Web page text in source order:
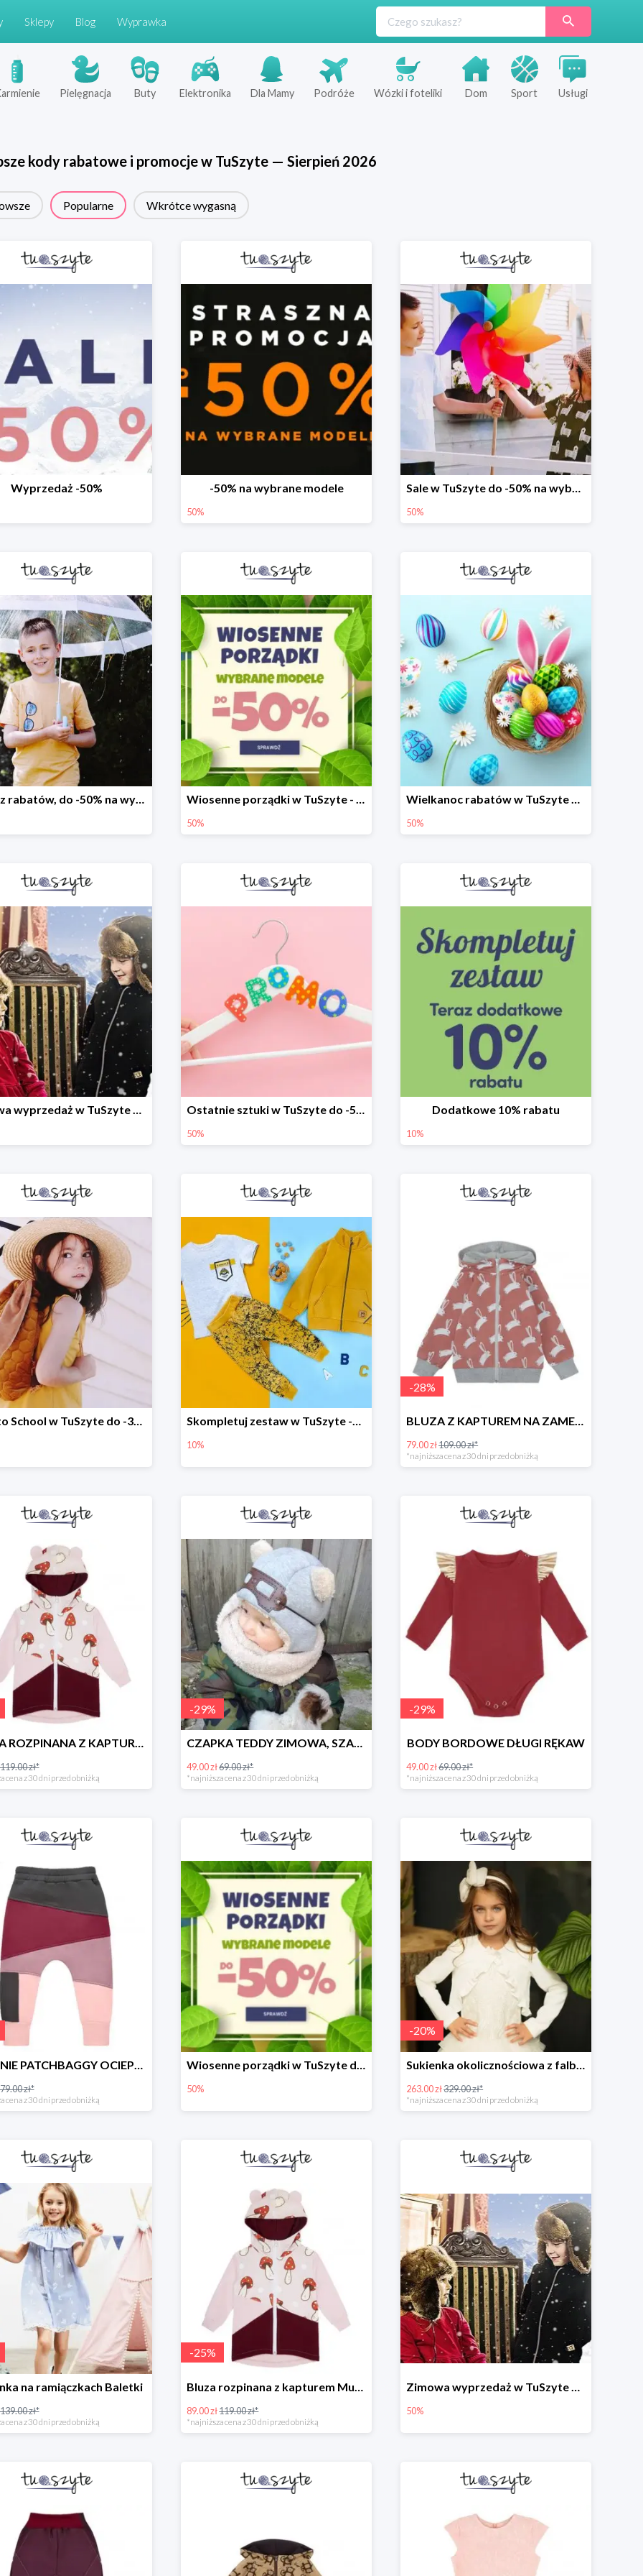
Sklepy Blog Wyprawka
Pielęgnacja Buty Elektronika Dla Mamy Podróże Wózki i foteliki Dom Sport Usługi
kody rabatowe i promocje w TuSzyte— Sierpień 2026
Popularne Wkrótce wygasną
Wyprzedaż -50% -50% na wybrane modele
50%
Sale w TuSzyte do -50% na wybrane modele
50%
Deszcz rabatów, do -50% na wybrane modele Wiosenne porządki w TuSzyte - wybrane modele do -50%
50%
Wielkanoc rabatów w TuSzyte do -50%
50%
Zimowa wyprzedaż w TuSzyte do -50% wciąż trwa Ostatnie sztuki w TuSzyte do -50%
50%
Dodatkowe 10% rabatu
10%
Back to School w TuSzyte do -30% Skompletuj zestaw w TuSzyte -10%
10%
-28%
BLUZA Z KAPTUREM NA ZAMEK W ZAJĄCE, BRUDNY RÓŻ
79.00 zł109.00 zł*
*najniższa cena z 30 dni przed obniżką
BLUZA ROZPINANA Z KAPTUREM MUCHOMORY
119.00 zł*
cena z 30 dni przed obniżką
-29%
CZAPKA TEDDY ZIMOWA, SZARA
49.00 zł69.00 zł*
*najniższa cena z 30 dni przed obniżką
-29%
BODY BORDOWE DŁUGI RĘKAW
49.00 zł69.00 zł*
*najniższa cena z 30 dni przed obniżką
SPODNIE PATCHBAGGY OCIEPLANE RÓŻOWO-BORDOWE
79.00 zł*
cena z 30 dni przed obniżką
Wiosenne porządki w TuSzyte do -50%
50%
-20%
Sukienka okolicznościowa z falbankami
263.00 zł329.00 zł*
*najniższa cena z 30 dni przed obniżką
na ramiączkach Baletki
139.00 zł*
cena z 30 dni przed obniżką
-25%
Bluza rozpinana z kapturem Muchomory
89.00 zł119.00 zł*
*najniższa cena z 30 dni przed obniżką
Zimowa wyprzedaż w TuSzyte do -50%
50%